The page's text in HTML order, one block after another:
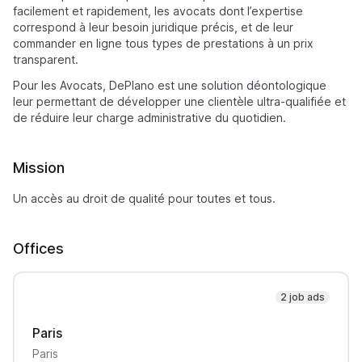
facilement et rapidement, les avocats dont l’expertise
correspond à leur besoin juridique précis, et de leur
commander en ligne tous types de prestations à un prix
transparent.
Pour les Avocats, DePlano est une solution déontologique
leur permettant de développer une clientèle ultra-qualifiée et
de réduire leur charge administrative du quotidien.
Mission
Un accès au droit de qualité pour toutes et tous.
Offices
2 job ads
Paris
Paris